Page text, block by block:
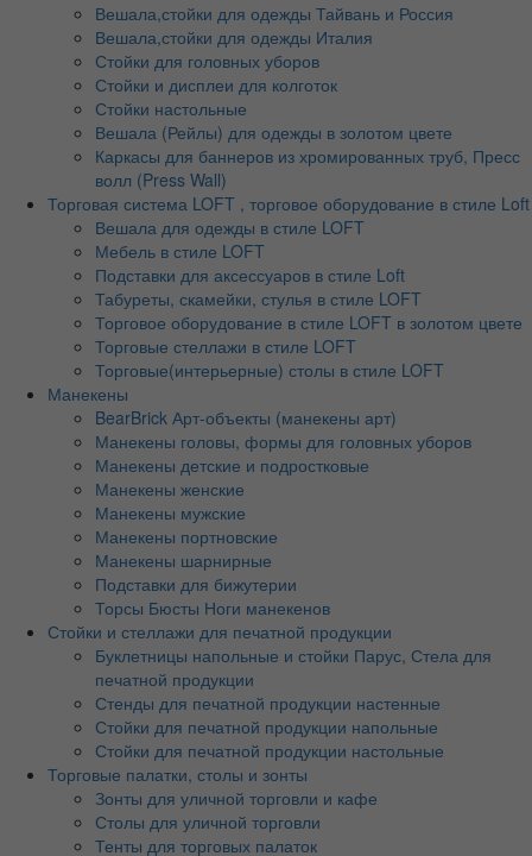
Вешала,стойки для одежды Тайвань и Россия
Вешала,стойки для одежды Италия
Стойки для головных уборов
Стойки и дисплеи для колготок
Стойки настольные
Вешала (Рейлы) для одежды в золотом цвете
Каркасы для баннеров из хромированных труб, Пресс
волл (Press Wall)
Торговая система LOFT , торговое оборудование в стиле Loft
Вешала для одежды в стиле LOFT
Мебель в стиле LOFT
Подставки для аксессуаров в стиле Loft
Табуреты, скамейки, стулья в стиле LOFT
Торговое оборудование в стиле LOFT в золотом цвете
Торговые стеллажи в стиле LOFT
Торговые(интерьерные) столы в стиле LOFT
Манекены
BearBrick Арт-объекты (манекены арт)
Манекены головы, формы для головных уборов
Манекены детские и подростковые
Манекены женские
Манекены мужские
Манекены портновские
Манекены шарнирные
Подставки для бижутерии
Торсы Бюсты Ноги манекенов
Стойки и стеллажи для печатной продукции
Буклетницы напольные и стойки Парус, Стела для
печатной продукции
Стенды для печатной продукции настенные
Стойки для печатной продукции напольные
Стойки для печатной продукции настольные
Торговые палатки, столы и зонты
Зонты для уличной торговли и кафе
Столы для уличной торговли
Тенты для торговых палаток